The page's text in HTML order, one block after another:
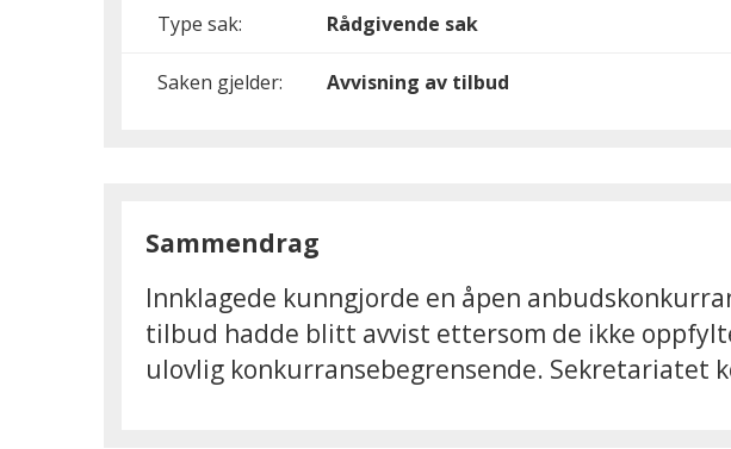
Type sak: Rådgivende sak
Saken gjelder: Avvisning av tilbud
Sammendrag
Innklagede kunngjorde en åpen
tilbud hadde blitt avvist ettersom de ikke
ulovlig konkurransebegrensende. Sekretariatet